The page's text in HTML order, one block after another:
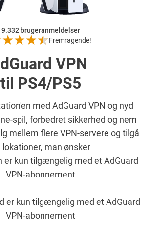
9.332 brugeranmeldelser
Fremragende!
VPN
til PS4/PS5
med AdGuard VPN og nyd
spil, forbedret sikkerhed og nem
mellem flere VPN-servere og tilgå
lokationer, man ønsker
er kun tilgængelig med et AdGuard
VPN-abonnement
er kun tilgængelig med et AdGuard
VPN-abonnement